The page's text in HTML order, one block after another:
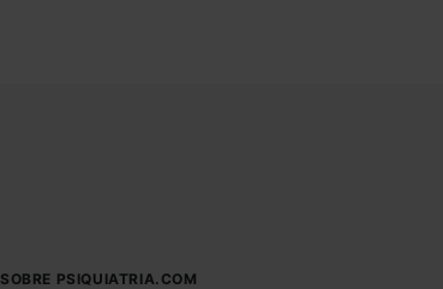
SOBRE PSIQUIATRIA.COM